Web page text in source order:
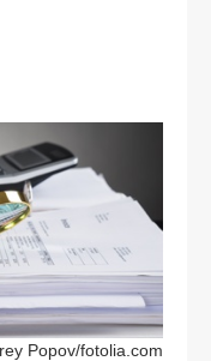
Popov/fotolia.com